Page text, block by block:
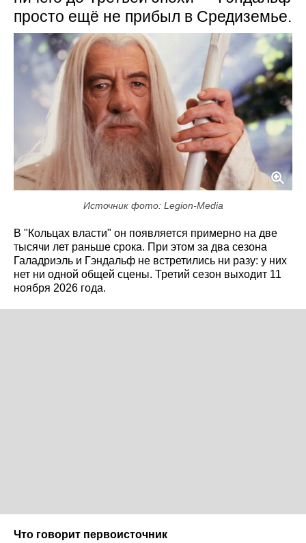
просто ещё не прибыл в Средиземье.
Источник фото: Legion-Media
В "Кольцах власти" он появляется примерно на две
тысячи лет раньше срока. При этом за два сезона
Галадриэль и Гэндальф не встретились ни разу: у них
нет ни одной общей сцены. Третий сезон выходит 11
ноября 2026 года.
Что говорит первоисточник